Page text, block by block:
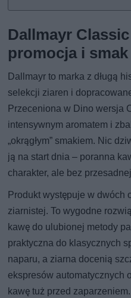
Dallmayr
promocja i smak
Dallmayr to marka z długą
selekcji ziaren i
Przeceniona w Dino wersja
intensywnym aromatem i
„okrągłym” smakiem. Nic
ją na start dnia – poranna
charakter, ale bez
Produkt występuje w dwóch
ziarnistej. To wygodne
kawę do ulubionej metody
praktyczna do klasycznych
naparu, a ziarna docenią
ekspresów automatycznych
kawę tuż przed zaparzeniem.